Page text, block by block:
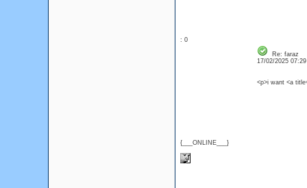
: 0
{___ONLINE___}
Re: faraz
17/02/2025
<p>i want <a